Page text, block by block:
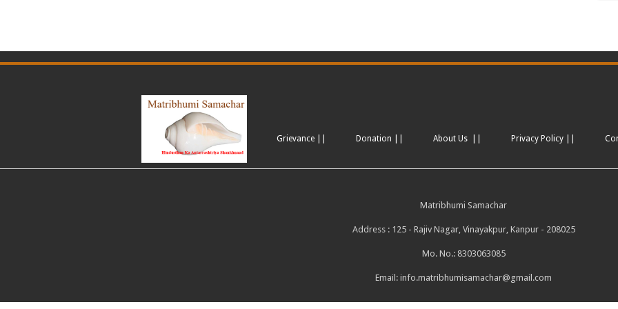
Grievance || Donation || About Us || Privacy Policy ||
Matribhumi Samachar
Address : 125 - Rajiv Nagar, Vinayakpur, Kanpur - 208025
Mo. No.: 8303063085
Email: info.matribhumisamachar@gmail.com